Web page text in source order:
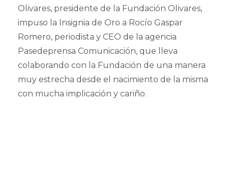
Olivares, presidente de la Fundación Olivares,
impuso la Insignia de Oro a Rocío Gaspar
Romero, periodista y CEO de la agencia
Pasedeprensa Comunicación, que lleva
colaborando con la Fundación de una manera
muy estrecha desde el nacimiento de la misma
con mucha implicación y cariño.